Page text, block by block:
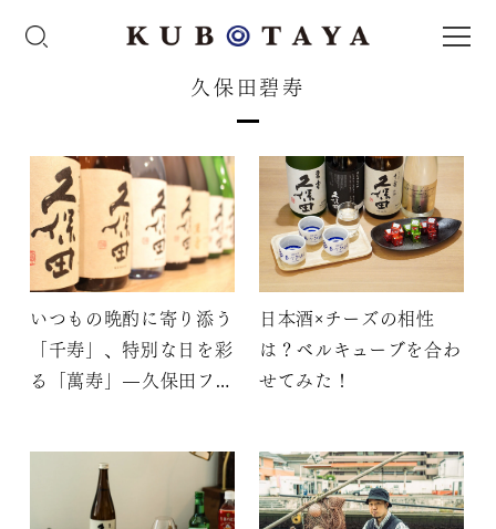
久保田碧寿
いつもの晩酌に寄り添う
「千寿」、特別な日を彩
る「萬寿」—久保田ファ
日本酒×チーズの相性
は？ベルキューブを合わ
せてみた！